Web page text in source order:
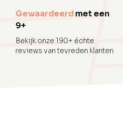
Gewaardeerdmet een
9+
Bekijk onze 190+ échte
reviews van tevreden klanten